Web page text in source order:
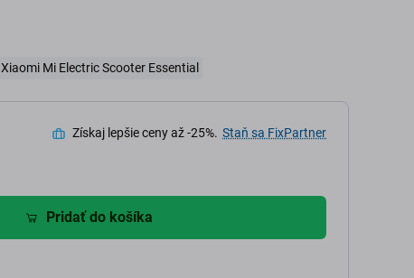
Xiaomi Mi Electric Scooter Essential
Získaj lepšie ceny až -25%. Staň sa FixPartner
Pridať do košíka